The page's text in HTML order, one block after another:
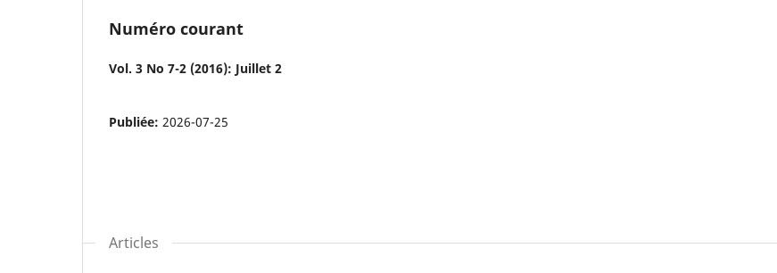
Numéro courant
Vol. 3 No 7-2 (2016): Juillet 2
Publiée: 2026-07-25
Articles